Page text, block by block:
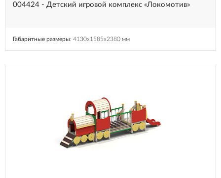
004424 - Детский игровой комплекс «Локомотив»
Габаритные размеры: 4130x1585x2380 мм